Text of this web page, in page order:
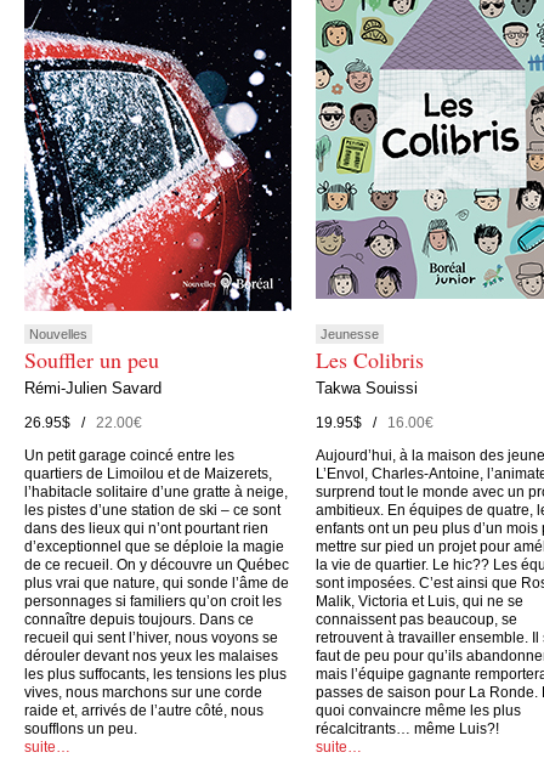
Nouvelles
Souffler un peu
Rémi-Julien Savard
26.95$ /22.00€
Un petit garage coincé entre les
quartiers de Limoilou et de Maizerets,
l’habitacle solitaire d’une gratte à neige,
les pistes d’une station de ski – ce sont
dans des lieux qui n’ont pourtant rien
d’exceptionnel que se déploie la magie
de ce recueil. On y découvre un Québec
plus vrai que nature, qui sonde l’âme de
personnages si familiers qu’on croit les
connaître depuis toujours. Dans ce
recueil qui sent l’hiver, nous voyons se
dérouler devant nos yeux les malaises
les plus suffocants, les tensions les plus
vives, nous marchons sur une corde
raide et, arrivés de l’autre côté, nous
soufflons un peu.
suite…
Jeunesse
Les Colibris
Takwa Souissi
19.95$ /16.00€
Aujourd’hui, à la maison des
L’Envol, Charles-Antoine,
surprend tout le monde avec un
ambitieux. En équipes de quatre,
enfants ont un peu plus d’un mois
mettre sur pied un projet pour
la vie de quartier. Le hic?? Les
sont imposées. C’est ainsi que
Malik, Victoria et Luis, qui ne se
connaissent pas beaucoup, se
retrouvent à travailler ensemble. Il
faut de peu pour qu’ils
mais l’équipe gagnante
passes de saison pour La Ronde.
quoi convaincre même les plus
récalcitrants… même Luis?!
suite…